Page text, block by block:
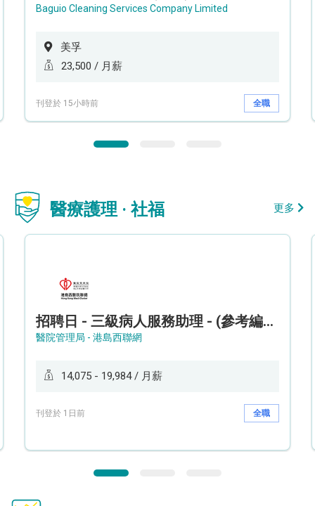
Baguio Cleaning Services Company Limited
美孚
23,500 / 月薪
刊登於 15小時前 全職
醫療護理 · 社福 更多
招聘日 - 三級病人服務助理 - (參考編號: HKWCS260107)
醫院管理局 - 港島西聯網
14,075 - 19,984 / 月薪
刊登於 1日前 全職